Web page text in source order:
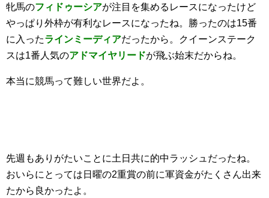
牝馬のフィドゥーシアが注目を集めるレースになったけど
やっぱり外枠が有利なレースになったね。勝ったのは15番
に入ったラインミーディアだったから。クイーンステーク
スは1番人気のアドマイヤリードが飛ぶ始末だからね。
本当に競馬って難しい世界だよ。
先週もありがたいことに土日共に的中ラッシュだったね。
おいらにとっては日曜の2重賞の前に軍資金がたくさん出来
たから良かったよ。